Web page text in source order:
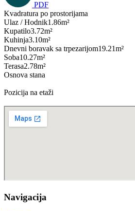
PDF
Kvadratura po prostorijama
Ulaz / Hodnik1.86m²
Kupatilo3.72m²
Kuhinja3.10m²
Dnevni boravak sa trpezarijom19.21m²
Soba10.27m²
Terasa2.78m²
Osnova stana
Pozicija na etaži
Navigacija